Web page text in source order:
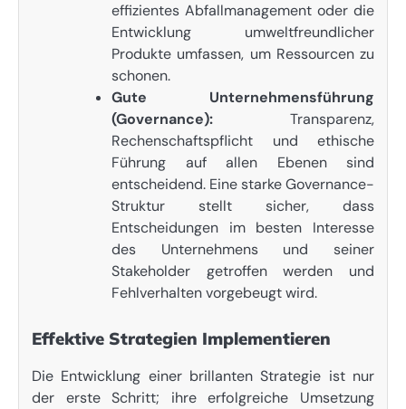
effizientes Abfallmanagement oder die
Entwicklung umweltfreundlicher
Produkte umfassen, um Ressourcen zu
schonen.
Gute Unternehmensführung
(Governance): Transparenz,
Rechenschaftspflicht und ethische
Führung auf allen Ebenen sind
entscheidend. Eine starke Governance-
Struktur stellt sicher, dass
Entscheidungen im besten Interesse
des Unternehmens und seiner
Stakeholder getroffen werden und
Fehlverhalten vorgebeugt wird.
Effektive Strategien Implementieren
Die Entwicklung einer brillanten Strategie ist nur
der erste Schritt; ihre erfolgreiche Umsetzung